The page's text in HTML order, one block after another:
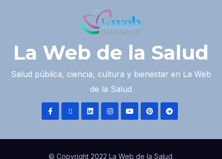
La Web de la Salud
Salud pública, ciencia, cultura y bienestar en La Web
de la Salud
© Copyright 2022 La Web de la Salud.